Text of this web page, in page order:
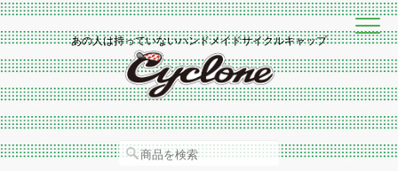
あの人は持っていないハンドメイドサイクルキャップ